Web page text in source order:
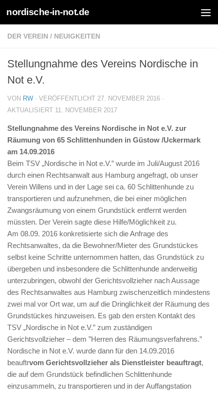
Zum Inhalt springen
nordische-in-not.de
DER VEREIN / NEUIGKEITEN
Stellungnahme des Vereins Nordische in
Not e.V.
VON RW · VERÖFFENTLICHT 27. NOVEMBER 2016 ·
AKTUALISIERT 11. NOVEMBER 2017
Stellungnahme des Vereins Nordische in Not e.V. zur
Räumung von 65 Schlittenhunden in Güstow /Uckermark
am 14.09.2016
Beim TSV „Nordische in Not e.V.” wurde im Juli/August 2016
durch einen Rechtsanwalt aus Hamburg angefragt, ob unser
Verein Willens und in der Lage sei ca. 60 Schlittenhunde zu
transportieren und aufzunehmen, die bei einer möglichen
Zwangsräumung von einem Grundstück entfernt werden
müssten. Der Verein sagte diese Hilfe/Möglichkeit zu.
Am 08.09. 2016 konkretisierte sich die Anfrage des
Rechtsanwaltes, da die Bewohner/Mieter des Grundstückes
selbst keine Schritte unternommen hatten, das Grundstück zu
übergeben und insbesondere die Schlittenhunde anderweitig
unterzubringen, obwohl der Gerichtsvollzieher nach Aussage
des Rechtsanwaltes aus Hamburg zwischenzeitlich mindestens
zwei mal vor Ort war, um auf die Dringlichkeit der Räumung des
Grundstückes hinzuweisen. Es gab den ersten Kontakt des
TSV „Nordische in Not e.V.” zum zuständigen
Gerichtsvollzieher – dem ”Herren des Räumungsverfahrens.”
Nordische in Not e.V. wurde dann für den 14.09.2016
beauftrvom Gerichtsvollzieher als Dienstleister beauftragt,
die auf dem Grundstück befindlichen Schlittenhunde
einzusammeln, zu transportieren und in der Auffangstation